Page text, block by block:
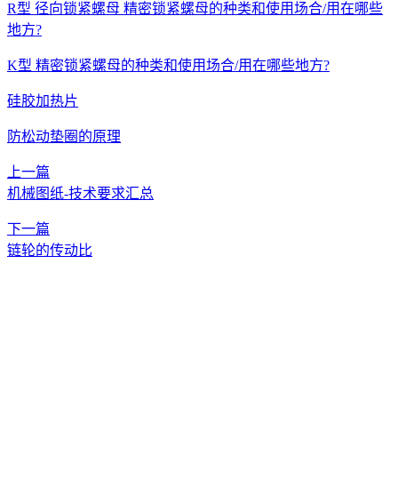
R型 径向锁紧螺母 精密锁紧螺母的种类和使用场合/用在哪些
地方?
K型 精密锁紧螺母的种类和使用场合/用在哪些地方?
硅胶加热片
防松动垫圈的原理
上一篇
机械图纸-技术要求汇总
下一篇
链轮的传动比